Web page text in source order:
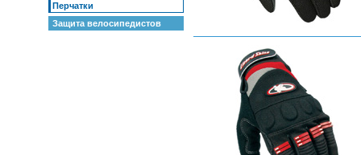
Перчатки
Защита велосипедистов